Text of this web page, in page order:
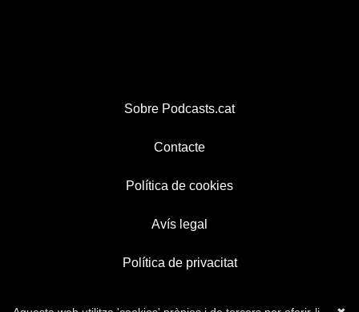
Sobre Podcasts.cat
Contacte
Política de cookies
Avís legal
Política de privacitat